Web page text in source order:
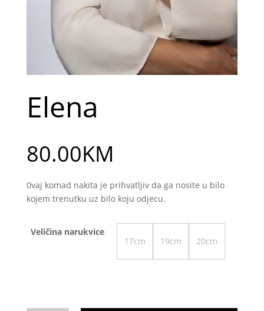
Elena
80.00KM
0vaj komad nakita je prihvatljiv da ga nosite u bilo
kojem trenutku uz bilo koju odjecu.
Veličina narukvice
17cm
19cm 20cm